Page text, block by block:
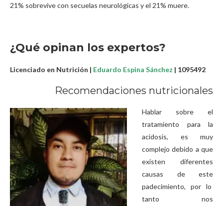
21% sobrevive con secuelas neurológicas y el 21% muere.
¿Qué opinan los expertos?
Licenciado en Nutrición | Eduardo Espina Sánchez | 1095492
Recomendaciones nutricionales
Hablar sobre el
tratamiento para la
acidosis, es muy
complejo debido a que
existen diferentes
causas de este
padecimiento, por lo
tanto nos